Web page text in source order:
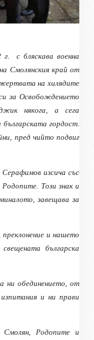
г.
с бляскава военна
Смолянския край от
на хилядите
за Освобождението
някога, а сега
гордост.
пред чийто подвиг
изсича със
Този знак и
завещава за
и нашето
българска
ни обединението, от
и ни прави
Смолян, Родопите и